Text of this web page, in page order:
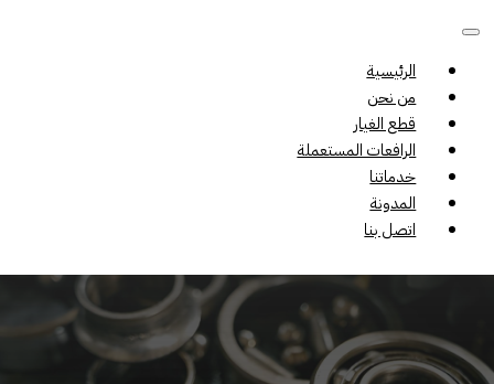
الرئيسية
من نحن
قطع الغيار
الرافعات المستعملة
خدماتنا
المدونة
اتصل بنا